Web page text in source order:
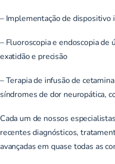
– Implementação de dispositivo
– Fluoroscopia e endoscopia de
exatidão e precisão
– Terapia de infusão de
síndromes de dor neuropática,
Cada um de nossos
recentes diagnósticos,
avançadas em quase todas as